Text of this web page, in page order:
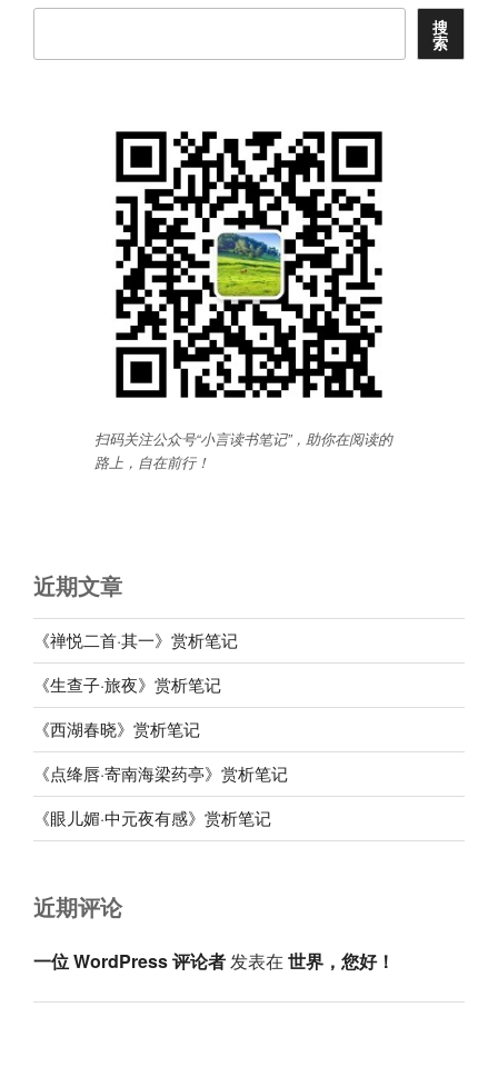
搜
索
扫码关注公众号“小言读书笔记”，助你在阅读的
路上，自在前行！
近期文章
《禅悦二首·其一》赏析笔记
《生查子·旅夜》赏析笔记
《西湖春晓》赏析笔记
《点绛唇·寄南海梁药亭》赏析笔记
《眼儿媚·中元夜有感》赏析笔记
近期评论
一位 WordPress 评论者发表在 世界，您好！